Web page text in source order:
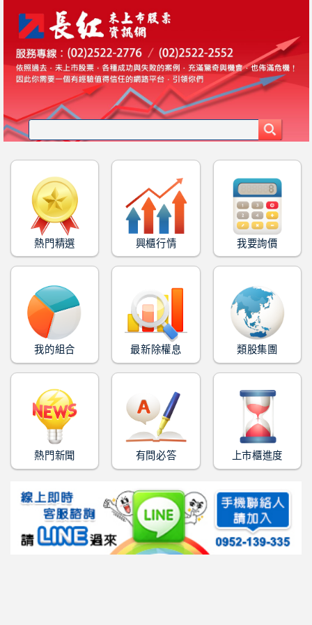
熱門精選 興櫃行情 我要詢價
我的組合 最新除權息 類股集團
熱門新聞 有問必答 上市櫃進度